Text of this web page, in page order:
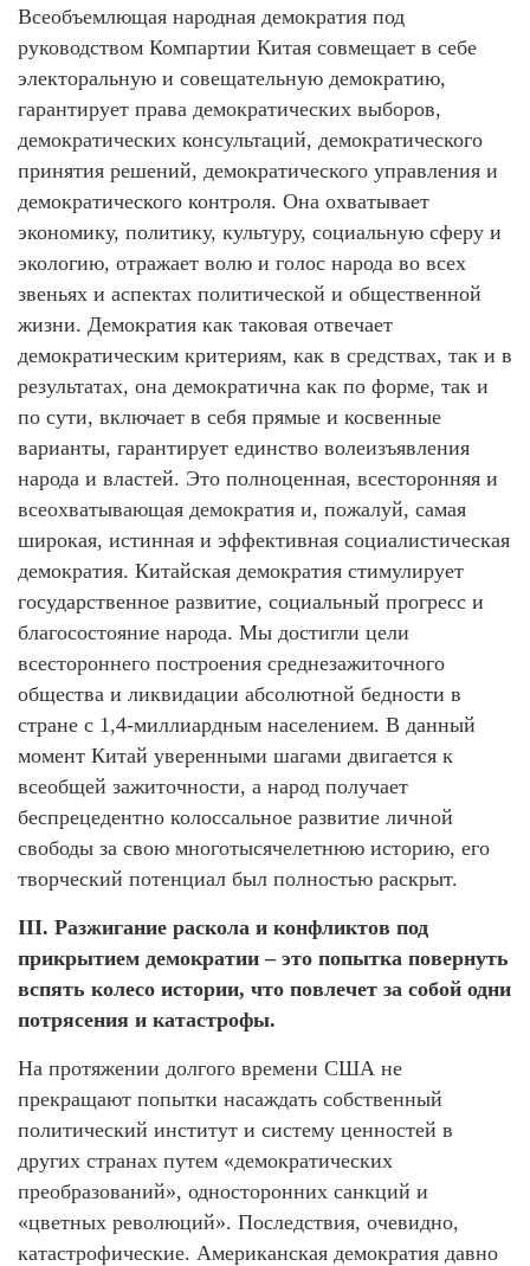
Всеобъемлющая народная демократия под
руководством Компартии Китая совмещает в себе
электоральную и совещательную демократию,
гарантирует права демократических выборов,
демократических консультаций, демократического
принятия решений, демократического управления и
демократического контроля. Она охватывает
экономику, политику, культуру, социальную сферу и
экологию, отражает волю и голос народа во всех
звеньях и аспектах политической и общественной
жизни. Демократия как таковая отвечает
демократическим критериям, как в средствах, так и в
результатах, она демократична как по форме, так и
по сути, включает в себя прямые и косвенные
варианты, гарантирует единство волеизъявления
народа и властей. Это полноценная, всесторонняя и
всеохватывающая демократия и, пожалуй, самая
широкая, истинная и эффективная социалистическая
демократия. Китайская демократия стимулирует
государственное развитие, социальный прогресс и
благосостояние народа. Мы достигли цели
всестороннего построения среднезажиточного
общества и ликвидации абсолютной бедности в
стране с 1,4-миллиардным населением. В данный
момент Китай уверенными шагами двигается к
всеобщей зажиточности, а народ получает
беспрецедентно колоссальное развитие личной
свободы за свою многотысячелетнюю историю, его
творческий потенциал был полностью раскрыт.
III. Разжигание раскола и конфликтов под
прикрытием демократии – это попытка повернуть
вспять колесо истории, что повлечет за собой одни
потрясения и катастрофы.
На протяжении долгого времени США не
прекращают попытки насаждать собственный
политический институт и систему ценностей в
других странах путем «демократических
преобразований», односторонних санкций и
«цветных революций». Последствия, очевидно,
катастрофические. Американская демократия давно